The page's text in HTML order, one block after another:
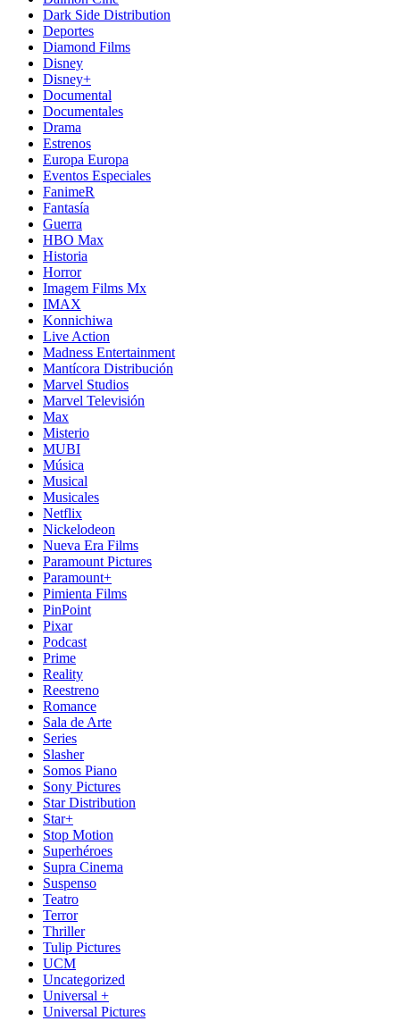
Dark Side Distribution
Deportes
Diamond Films
Disney
Disney+
Documental
Documentales
Drama
Estrenos
Europa Europa
Eventos Especiales
FanimeR
Fantasía
Guerra
HBO Max
Historia
Horror
Imagem Films Mx
IMAX
Konnichiwa
Live Action
Madness Entertainment
Mantícora Distribución
Marvel Studios
Marvel Televisión
Max
Misterio
MUBI
Música
Musical
Musicales
Netflix
Nickelodeon
Nueva Era Films
Paramount Pictures
Paramount+
Pimienta Films
PinPoint
Pixar
Podcast
Prime
Reality
Reestreno
Romance
Sala de Arte
Series
Slasher
Somos Piano
Sony Pictures
Star Distribution
Star+
Stop Motion
Superhéroes
Supra Cinema
Suspenso
Teatro
Terror
Thriller
Tulip Pictures
UCM
Uncategorized
Universal +
Universal Pictures